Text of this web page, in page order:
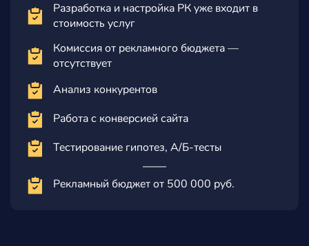
Разработка и настройка РК уже входит в
стоимость услуг
Комиссия от рекламного бюджета —
отсутствует
Анализ конкурентов
Работа с конверсией сайта
Тестирование гипотез, А/Б-тесты
Рекламный бюджет от 500 000 руб.